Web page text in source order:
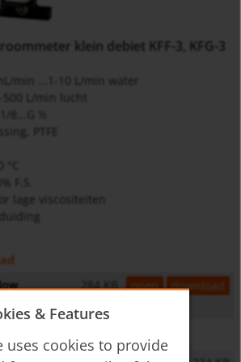
klein debiet KFF-3, KFG-3
min ...1-10 L/min water
8...G ½
PTFE
F.S.
lage viscositeiten
284 KB open download
& Features
uses cookies to provide